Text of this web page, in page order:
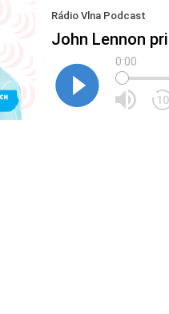
Rádio Vlna Podcast
John Lennon
0:00